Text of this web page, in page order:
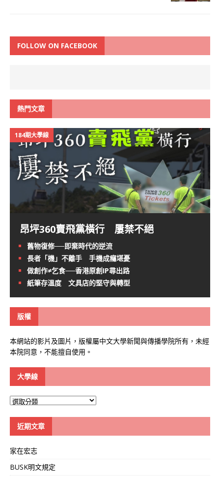
FOLLOW ON FACEBOOK
熱門文章
184期大學線
昂坪360賣飛黨橫行 屢禁不絕
舊物復修──即棄時代的逆流
長者「機」不離手 手機成癮堪憂
做創作≠乞食──香港原創IP尋出路
紙筆存溫度 文具店的堅守與轉型
版權
本網站的影片及圖片，版權屬中文大學新聞與傳播學院所有，未經
本院同意，不能擅自使用。
大學線
大
近期文章
家在宏志
BUSK明文規定